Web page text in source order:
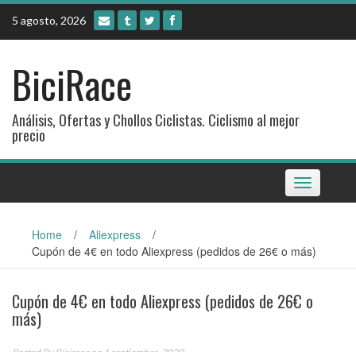
Skip
content
5 agosto, 2026
BiciRace
Análisis, Ofertas y Chollos Ciclistas. Ciclismo al mejor
precio
Toggle
navigation
Home / Aliexpress
/
Cupón de 4€ en todo Aliexpress (pedidos de 26€ o más)
Cupón de 4€ en todo Aliexpress (pedidos de 26€ o
más)